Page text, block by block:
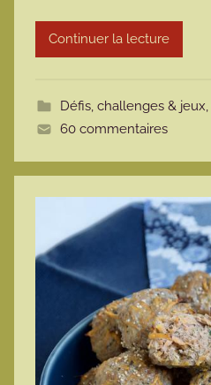
r
m
t
e
Continuer la lecture
Défis, challenges & jeux,
60 commentaires